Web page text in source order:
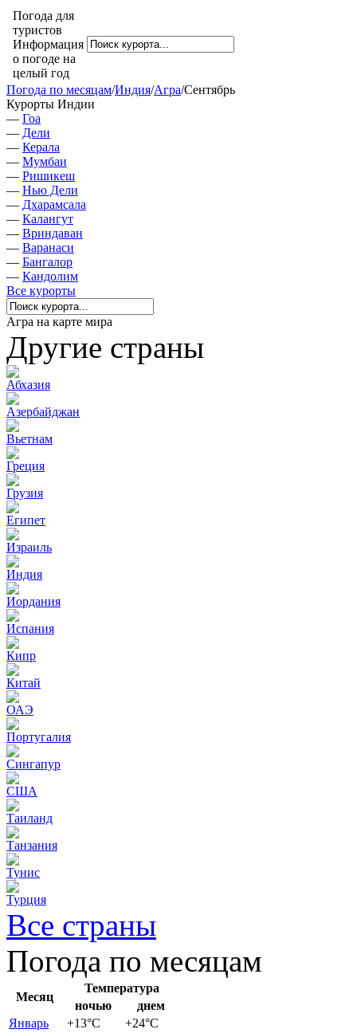
Погода для
туристов
Информация
о погоде на
целый год
Погода по месяцам/Индия/Агра/Сентябрь
Курорты Индии
— Гоа
— Дели
— Керала
— Мумбаи
— Ришикеш
— Нью Дели
— Дхарамсала
— Калангут
— Вриндаван
— Варанаси
— Бангалор
— Кандолим
Все курорты
Агра на карте мира
Другие страны
Абхазия
Азербайджан
Вьетнам
Греция
Грузия
Египет
Израиль
Индия
Иордания
Испания
Кипр
Китай
ОАЭ
Португалия
Сингапур
США
Таиланд
Танзания
Тунис
Турция
Все страны
Погода по месяцам
Месяц
Температура
ночью
днем
Январь
+13°C +24°C